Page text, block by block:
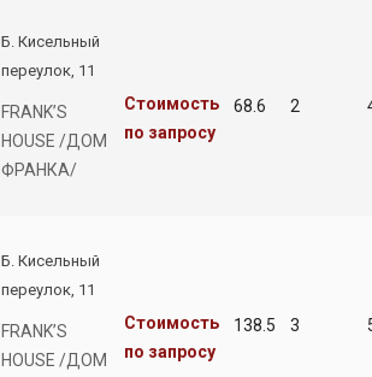
Б. Кисельный
переулок, 11
FRANK’S
HOUSE /ДОМ
ФРАНКА/
Стоимость
по запросу
68.6 2
Б. Кисельный
переулок, 11
FRANK’S
HOUSE /ДОМ
Стоимость
по запросу
138.5 3